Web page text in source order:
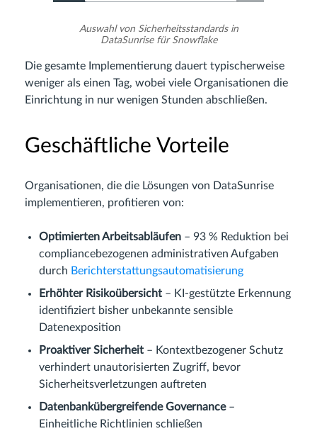
Auswahl von Sicherheitsstandards in
DataSunrise für Snowflake
Die gesamte Implementierung dauert typischerweise
weniger als einen Tag, wobei viele Organisationen die
Einrichtung in nur wenigen Stunden abschließen.
Geschäftliche Vorteile
Organisationen, die die Lösungen von DataSunrise
implementieren, profitieren von:
Optimierten Arbeitsabläufen – 93 % Reduktion bei
compliancebezogenen administrativen Aufgaben
durch Berichterstattungsautomatisierung
Erhöhter Risikoübersicht – KI-gestützte Erkennung
identifiziert bisher unbekannte sensible
Datenexposition
Proaktiver Sicherheit – Kontextbezogener Schutz
verhindert unautorisierten Zugriff, bevor
Sicherheitsverletzungen auftreten
Datenbankübergreifende Governance–
Einheitliche Richtlinien schließen